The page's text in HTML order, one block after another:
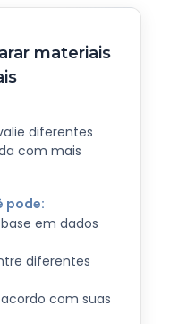
materiais
diferentes
com mais
pode:
em dados
diferentes
com suas